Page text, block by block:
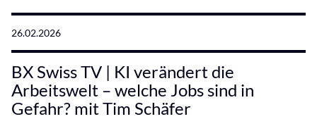
26.02.2026
BX Swiss TV | KI verändert die
Arbeitswelt – welche Jobs sind in
Gefahr? mit Tim Schäfer